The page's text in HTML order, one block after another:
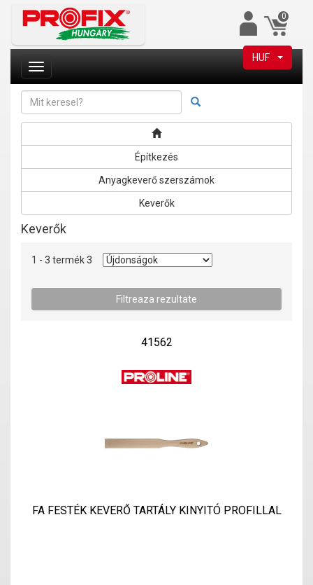
0
HUF
Építkezés
Anyagkeverő szerszámok
Keverők
Keverők
1 - 3 termék 3
41562
FA FESTÉK KEVERŐ TARTÁLY KINYITÓ PROFILLAL